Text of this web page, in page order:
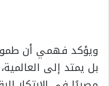
ويؤكد فهمي أن
بل يمتد إلى